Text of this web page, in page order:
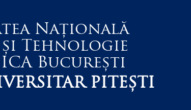
Națională
Tehnologie
București
PITEȘTI